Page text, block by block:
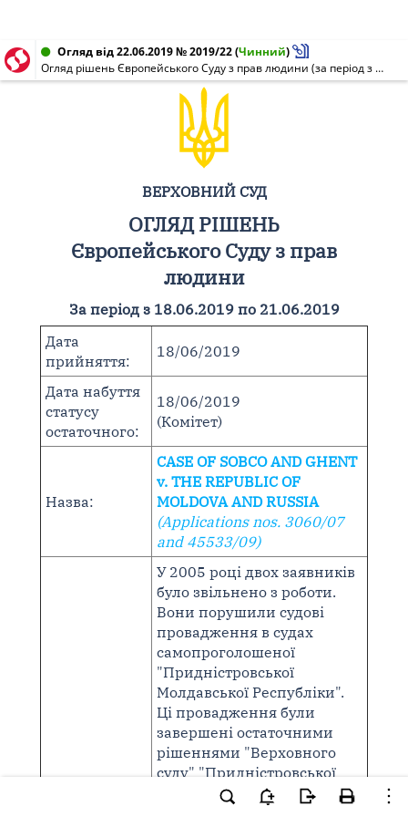
Огляд від 22.06.2019 № 2019/22(Чинний)
Огляд рішень Європейського Суду з прав людини (за період з 18.06.2019 по 21.06.2019)
ВЕРХОВНИЙ СУД
ОГЛЯД РІШЕНЬ
Європейського Суду з прав
людини
За період з 18.06.2019 по 21.06.2019
Дата
прийняття:
18/06/2019
Дата набуття
статусу
остаточного:
18/06/2019
(Комітет)
Назва:
CASE OF SOBCO AND GHENT
v. THE REPUBLIC OF
MOLDOVA AND RUSSIA
(Applications nos. 3060/07
and 45533/09)
У 2005 році двох заявників
було звільнено з роботи.
Вони порушили судові
провадження в судах
самопроголошеної
"Придністровської
Молдавської Республіки".
Ці провадження були
завершені остаточними
рішеннями "Верховного
суду" "Придністровської
Молдавської Республіки"